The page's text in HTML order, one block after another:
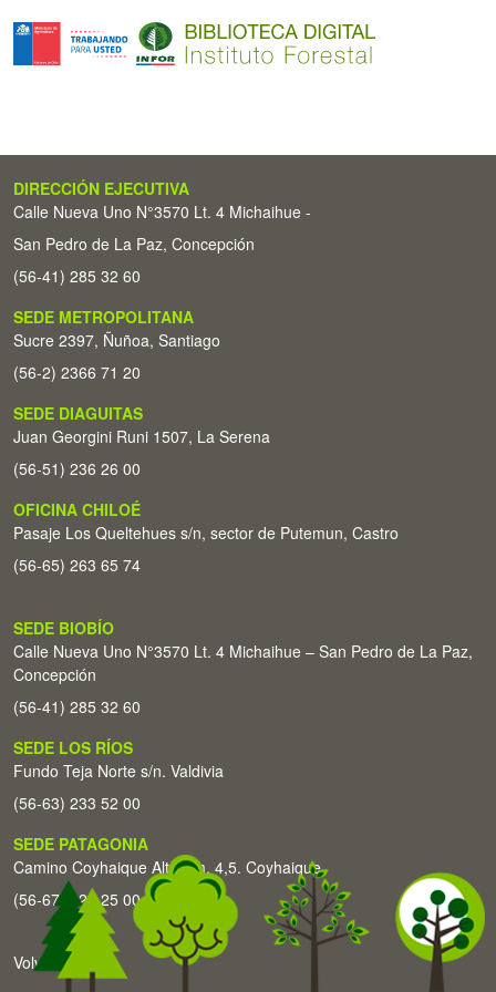
DIRECCIÓN EJECUTIVA
Calle Nueva Uno N°3570 Lt. 4 Michaihue -
San Pedro de La Paz, Concepción
(56-41) 285 32 60
SEDE METROPOLITANA
Sucre 2397, Ñuñoa, Santiago
(56-2) 2366 71 20
SEDE DIAGUITAS
Juan Georgini Runi 1507, La Serena
(56-51) 236 26 00
OFICINA CHILOÉ
Pasaje Los Queltehues s/n, sector de Putemun, Castro
(56-65) 263 65 74
SEDE BIOBÍO
Calle Nueva Uno N°3570 Lt. 4 Michaihue – San Pedro de La Paz,
Concepción
(56-41) 285 32 60
SEDE LOS RÍOS
Fundo Teja Norte s/n. Valdivia
(56-63) 233 52 00
SEDE PATAGONIA
Camino Coyhaique Alto Km. 4,5. Coyhaique
(56-67) 226 25 00
Volver arriba